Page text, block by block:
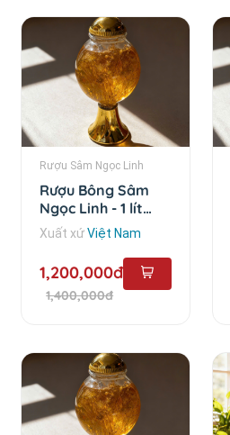
Rượu Sâm Ngọc Linh
Rượu Bông Sâm
Ngọc Linh - 1 lít
chai bầu
Xuất xứViệt Nam
1,200,000đ
1,400,000đ